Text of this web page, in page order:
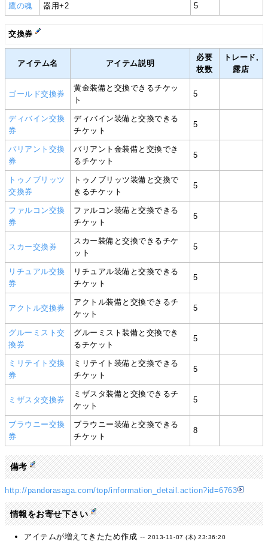
鷹の魂 器用+2 5
交換券
アイテム名 アイテム説明
必要
枚数
トレード,
露店
ゴールド交換券
黄金装備と交換できるチケッ
ト
5
ディバイン交換
券
ディバイン装備と交換できる
チケット
5
バリアント交換
券
バリアント金装備と交換でき
るチケット
5
トゥノブリッツ
交換券
トゥノブリッツ装備と交換で
きるチケット
5
ファルコン交換
券
ファルコン装備と交換できる
チケット
5
スカー交換券
スカー装備と交換できるチケ
ット
5
リチュアル交換
券
リチュアル装備と交換できる
チケット
5
アクトル交換券
アクトル装備と交換できるチ
ケット
5
グルーミスト交
換券
グルーミスト装備と交換でき
るチケット
5
ミリテイト交換
券
ミリテイト装備と交換できる
チケット
5
ミザスタ交換券
ミザスタ装備と交換できるチ
ケット
5
ブラウニー交換
券
ブラウニー装備と交換できる
チケット
8
備考
http://pandorasaga.com/top/information_detail.action?id=6763
情報をお寄せ下さい
アイテムが増えてきたため作成 --2013-11-07 (木) 23:36:20